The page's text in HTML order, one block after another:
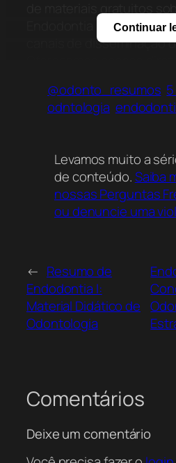
de materiais gratuitos
Endodontia inscrevendo-
canais de disseminação
resumos, documentos
atualizações do Acervo
Onde posso baixar o
em Endodontia de graça?
Você pode baixar o
visualização e download
como uma fonte de
essencial para
de odontologia que
Como diagnosticar dor
cardíaca ou sistêmica na
O diagnóstico diferencial
Continuar
@odonto_resumos
odntologia
Levamos muito a
de conteúdo.Saiba
nossas Perguntas
ou denuncie uma
← Resumo de
Endodontia I:
Material Didático de
Odontologia
Comentários
Deixe um comentário